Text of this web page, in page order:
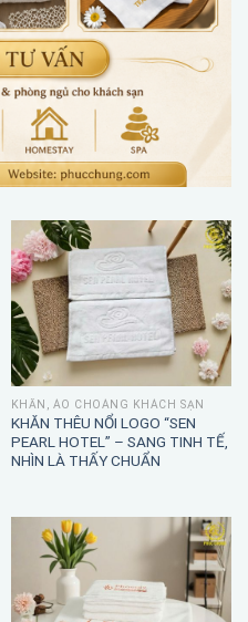
KHĂN, ÁO CHOÀNG KHÁCH SẠN
KHĂN THÊU NỔI LOGO “SEN
PEARL HOTEL” – SANG TINH TẾ,
NHÌN LÀ THẤY CHUẨN